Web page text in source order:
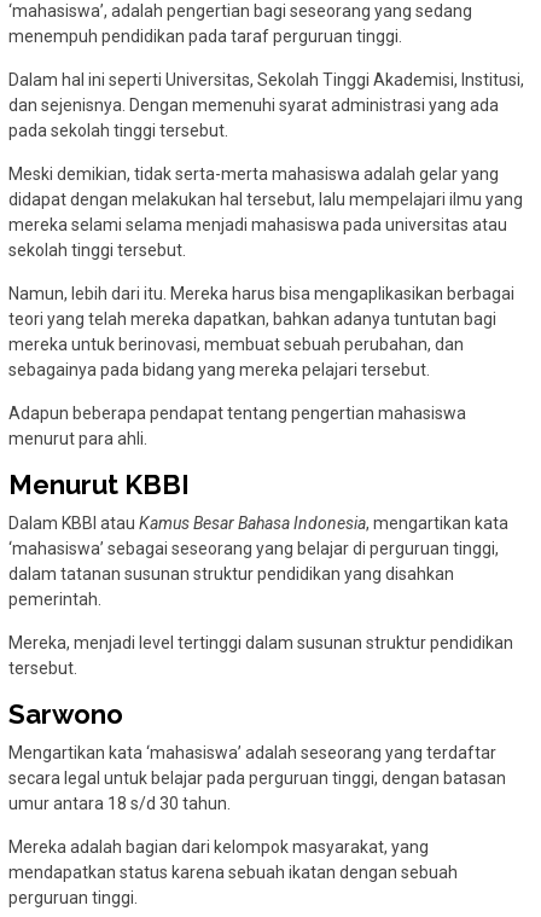
‘mahasiswa’, adalah pengertian bagi seseorang yang sedang
menempuh pendidikan pada taraf perguruan tinggi.
Dalam hal ini seperti Universitas, Sekolah Tinggi Akademisi, Institusi,
dan sejenisnya. Dengan memenuhi syarat administrasi yang ada
pada sekolah tinggi tersebut.
Meski demikian, tidak serta-merta mahasiswa adalah gelar yang
didapat dengan melakukan hal tersebut, lalu mempelajari ilmu yang
mereka selami selama menjadi mahasiswa pada universitas atau
sekolah tinggi tersebut.
Namun, lebih dari itu. Mereka harus bisa mengaplikasikan berbagai
teori yang telah mereka dapatkan, bahkan adanya tuntutan bagi
mereka untuk berinovasi, membuat sebuah perubahan, dan
sebagainya pada bidang yang mereka pelajari tersebut.
Adapun beberapa pendapat tentang pengertian mahasiswa
menurut para ahli.
Menurut KBBI
Dalam KBBI atau Kamus Besar Bahasa Indonesia, mengartikan kata
‘mahasiswa’ sebagai seseorang yang belajar di perguruan tinggi,
dalam tatanan susunan struktur pendidikan yang disahkan
pemerintah.
Mereka, menjadi level tertinggi dalam susunan struktur pendidikan
tersebut.
Sarwono
Mengartikan kata ‘mahasiswa’ adalah seseorang yang terdaftar
secara legal untuk belajar pada perguruan tinggi, dengan batasan
umur antara 18 s/d 30 tahun.
Mereka adalah bagian dari kelompok masyarakat, yang
mendapatkan status karena sebuah ikatan dengan sebuah
perguruan tinggi.